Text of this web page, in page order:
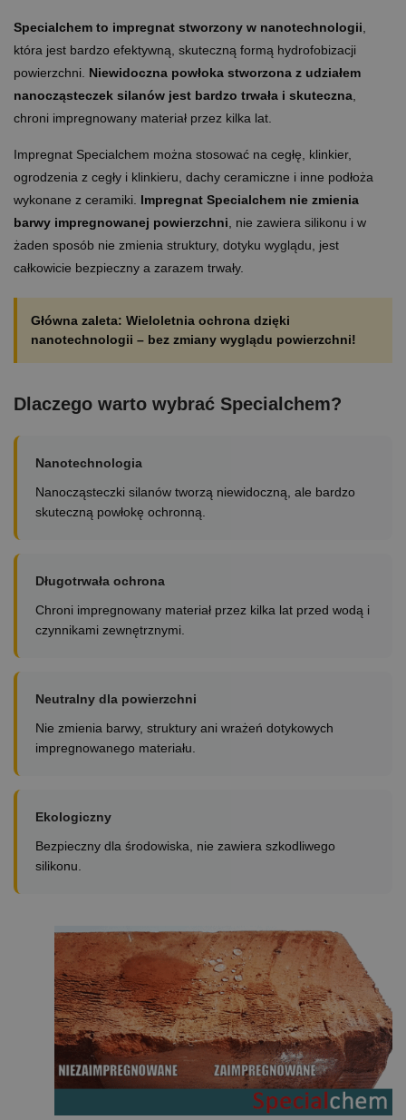
Specialchem to impregnat stworzony w nanotechnologii
która jest bardzo efektywną, skuteczną formą hydrofobizacji
powierzchni. Niewidoczna powłoka stworzona z udziałem
nanocząsteczek silanów jest bardzo trwała i skuteczna
chroni impregnowany materiał przez kilka lat.
Impregnat Specialchem można stosować na cegłę, klinkier,
ogrodzenia z cegły i klinkieru, dachy ceramiczne i inne podłoża
wykonane z ceramiki. Impregnat Specialchem nie zmienia
barwy impregnowanej powierzchni , nie zawiera silikonu i w
żaden sposób nie zmienia struktury, dotyku wyglądu, jest
całkowicie bezpieczny a zarazem trwały.
Główna zaleta: Wieloletnia ochrona dzięki
nanotechnologii – bez zmiany wyglądu powierzchni!
Dlaczego warto wybrać Specialchem?
Nanotechnologia
Nanocząsteczki silanów tworzą niewidoczną, ale bardzo
skuteczną powłokę ochronną.
Długotrwała ochrona
Chroni impregnowany materiał przez kilka lat przed wodą i
czynnikami zewnętrznymi.
Neutralny dla powierzchni
Nie zmienia barwy, struktury ani wrażeń dotykowych
impregnowanego materiału.
Ekologiczny
Bezpieczny dla środowiska, nie zawiera szkodliwego
silikonu.